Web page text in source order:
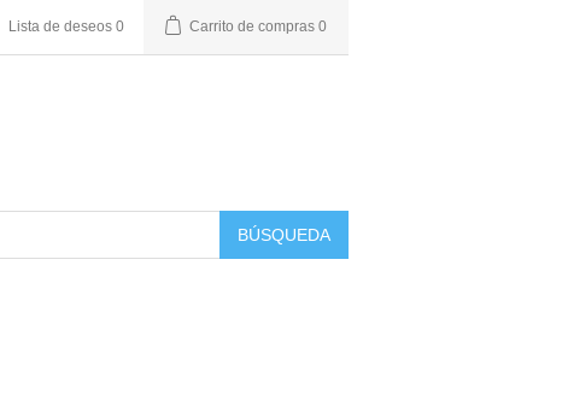
Lista de deseos 0 Carrito de compras 0
BÚSQUEDA